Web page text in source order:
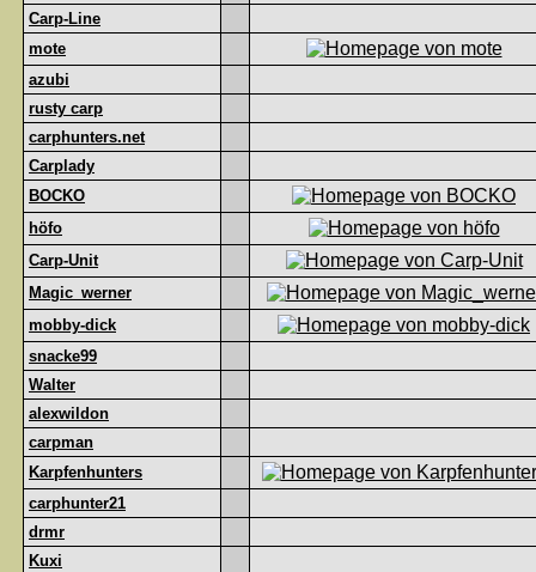
Carp-Line
mote
azubi
rusty carp
carphunters.net
Carplady
BOCKO
höfo
Carp-Unit
Magic_werner
mobby-dick
snacke99
Walter
alexwildon
carpman
Karpfenhunters
carphunter21
drmr
Kuxi